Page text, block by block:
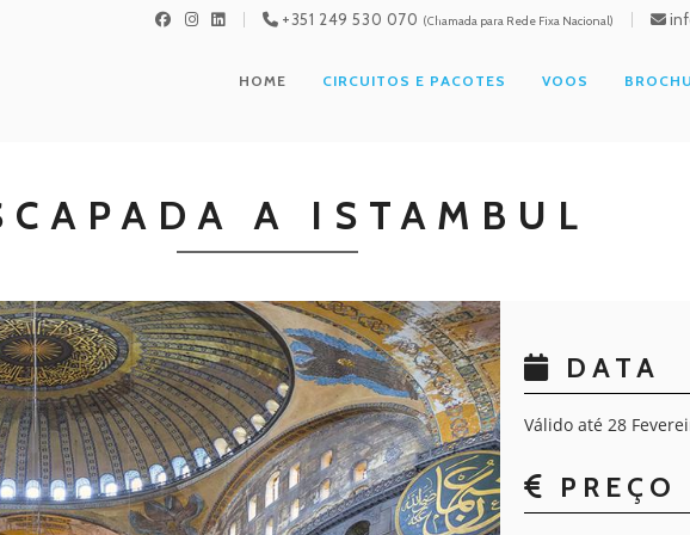
+351 249 530 070 (Chamada para Rede Fixa Nacional)
HOME CIRCUITOS E PACOTES VOOS
A ISTAMBUL
DATA
Válido até 28
PREÇO